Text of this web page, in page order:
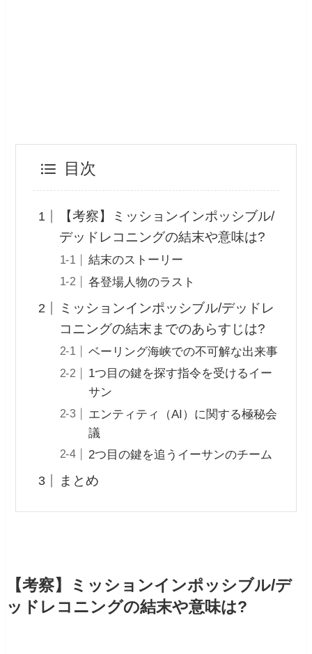
目次
【考察】ミッションインポッシブル/
デッドレコニングの結末や意味は?
結末のストーリー
各登場人物のラスト
ミッションインポッシブル/デッドレ
コニングの結末までのあらすじは?
ベーリング海峡での不可解な出来事
1つ目の鍵を探す指令を受けるイー
サン
エンティティ（AI）に関する極秘会
議
2つ目の鍵を追うイーサンのチーム
まとめ
【考察】ミッションインポッシブル/デ
ッドレコニングの結末や意味は?